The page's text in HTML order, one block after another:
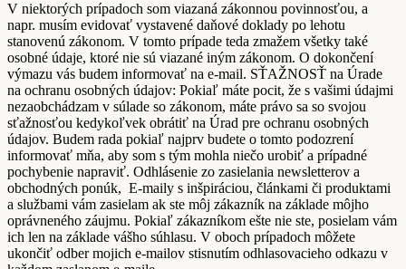
V niektorých prípadoch som viazaná zákonnou povinnosťou, a
napr. musím evidovať vystavené daňové doklady po lehotu
stanovenú zákonom. V tomto prípade teda zmažem všetky také
osobné údaje, ktoré nie sú viazané iným zákonom. O dokončení
výmazu vás budem informovať na e-mail. SŤAŽNOSŤ na Úrade
na ochranu osobných údajov: Pokiaľ máte pocit, že s vašimi údajmi
nezaobchádzam v súlade so zákonom, máte právo sa so svojou
sťažnosťou kedykoľvek obrátiť na Úrad pre ochranu osobných
údajov. Budem rada pokiaľ najprv budete o tomto podozrení
informovať mňa, aby som s tým mohla niečo urobiť a prípadné
pochybenie napraviť. Odhlásenie zo zasielania newsletterov a
obchodných ponúk, E-maily s inšpiráciou, článkami či produktami
a službami vám zasielam ak ste môj zákazník na základe môjho
oprávneného záujmu. Pokiaľ zákazníkom ešte nie ste, posielam vám
ich len na základe vášho súhlasu. V oboch prípadoch môžete
ukončiť odber mojich e-mailov stisnutím odhlasovacieho odkazu v